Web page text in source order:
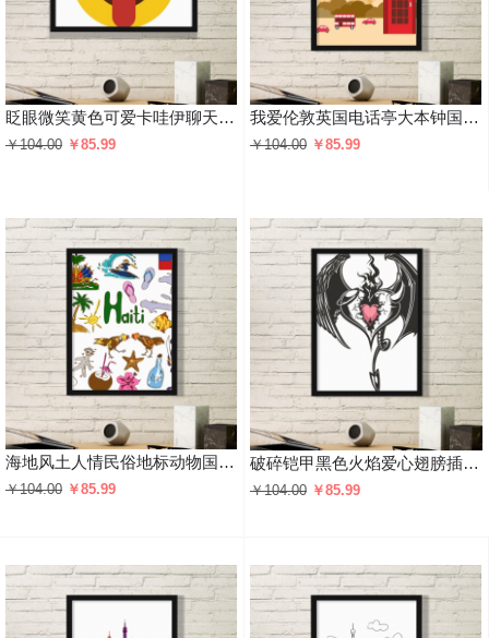
眨眼微笑黄色可爱卡哇伊聊天网聊表情包插画图案 黑色简约装饰画家居装饰画框礼品礼物
￥104.00 ￥85.99
我爱伦敦英国电话亭大本钟国旗图案 黑色简约装饰画家居装饰画框礼品礼物
￥104.00 ￥85.99
海地风土人情民俗地标动物国旗居民饮食插画图案 黑色简约装饰画家居装饰画框礼品礼物
￥104.00 ￥85.99
破碎铠甲黑色火焰爱心翅膀插画图案 黑色简约装饰画家居装饰画框礼品礼物
￥104.00 ￥85.99